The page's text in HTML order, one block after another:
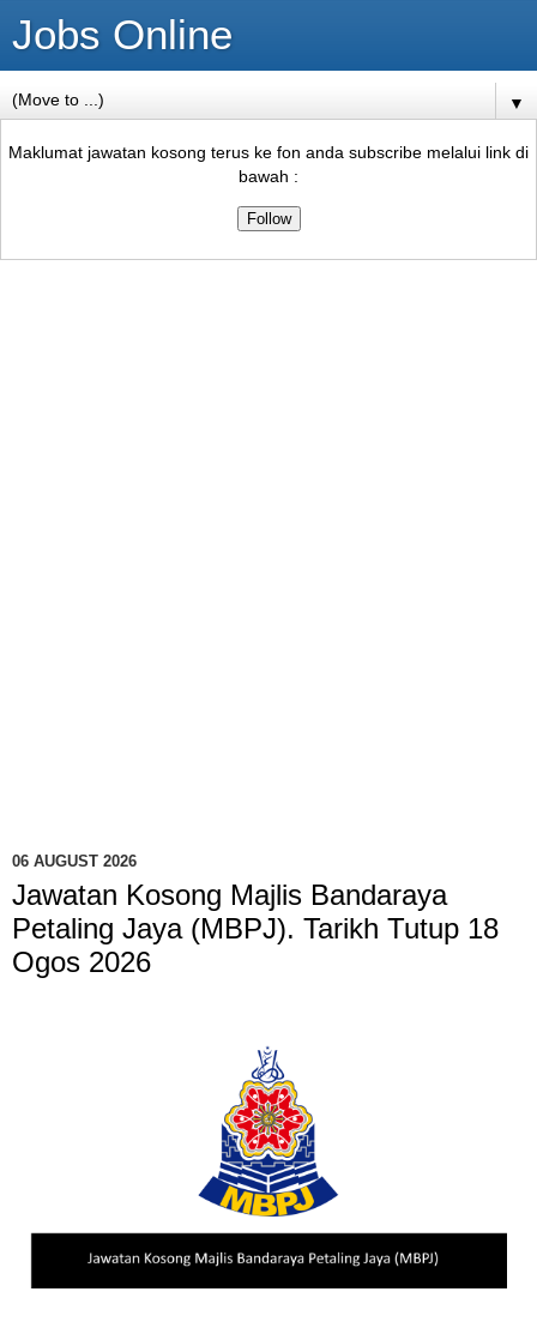
Jobs Online
▼
Maklumat jawatan kosong terus ke fon anda subscribe melalui link di
bawah :
06 AUGUST 2026
Jawatan Kosong Majlis Bandaraya
Petaling Jaya (MBPJ). Tarikh Tutup 18
Ogos 2026